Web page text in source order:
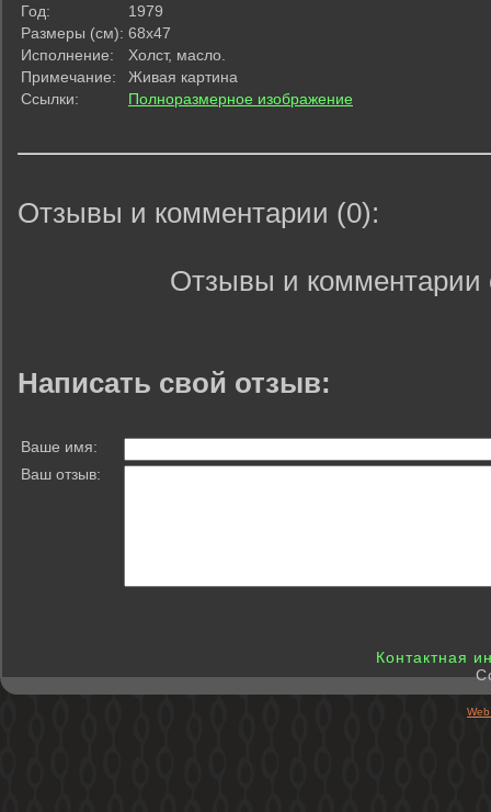
Год:
1979
Размеры (см): 68х47
Исполнение:
Холст, масло.
Примечание:
Живая картина
Ссылки:
Полноразмерное изображение
Отзывы и комментарии (0):
Отзывы и комментарии
Написать свой отзыв:
Ваше имя:
Ваш отзыв:
Контактная